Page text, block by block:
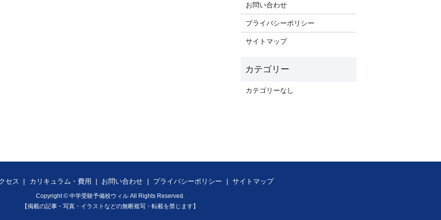
お問い合わせ
プライバシーポリシー
サイトマップ
カテゴリーなし
セス カリキュラム・費用 お問い合わせ プライバシーポリシー サイトマップ
Copyright © 中学受験予備校ウィル All Rights Reserved.
【掲載の記事・写真・イラストなどの無断複写・転載を禁じます】